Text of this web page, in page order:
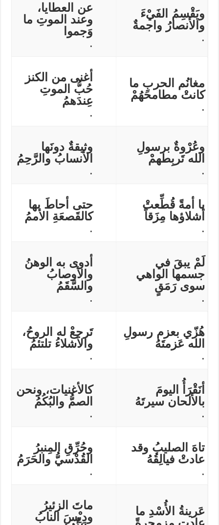
ويَقْسِمُ الفَيْءَ
والأنصارُ واجمةٌ
.
عن العطايا،
وعند الموتِ ما
وَجموا
.
مغانُم الحربِ ما
كانتْ مطامحَهُمْ
.
أغنى من الكنز
حُبُّ الموتِ
عِندَهمُ
.
وعُرْوةٌ برسولِ
الله تَربِطهمْ
.
وثيقةٌ دونَها
الأنسابُ والرَّحِمُ
.
يا أمةً قُطِّعتْ
أشلاؤها مِزَقاً
.
حتى أحاطَ بها
كالقَصعَةِ الأممُ
.
لَمْ يبقَ في
جسمها الواهي
سوى رَمَقٍ
.
أدوى به الوهنُ
والأوصابُ
والسَّقَمُ
.
هُزّي بعزم رسولِ
الله عَزمتَهُ
.
تَرجعْ له الروحُ،
والأشلاءُ تلتئمُ
.
أنَقْرَأُ اليومَ
بالألحان سيرتَهُ
.
كالأغنيات، ونحن
الصمُّ والبُكُمُ
.
تاهَ الصليبُ وقد
عادتْ فيالِقُهُ
.
وحُرِّقِ المِنبرُ
القُدْسيُّ والحَرَمُ
.
عَرينةُ الأُسْدِ ما
ماتَ الزئيرُ
ودِيْسَ النابُ